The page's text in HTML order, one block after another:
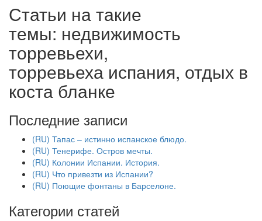
Статьи на такие
темы: недвижимость
торревьехи,
торревьеха испания, отдых в
коста бланке
Последние записи
(RU) Тапас – истинно испанское блюдо.
(RU) Тенерифе. Остров мечты.
(RU) Колонии Испании. История.
(RU) Что привезти из Испании?
(RU) Поющие фонтаны в Барселоне.
Категории статей